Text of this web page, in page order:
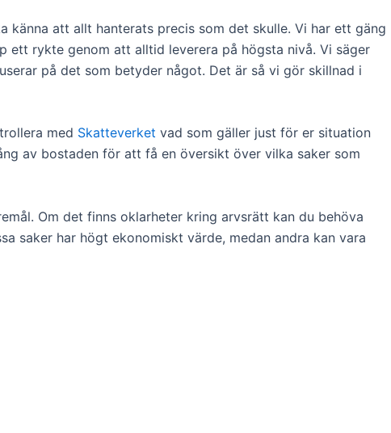
känna att allt hanterats precis som det skulle. Vi har ett gäng
rykte genom att alltid leverera på högsta nivå. Vi säger
på det som betyder något. Det är så vi gör skillnad i
med Skatteverket vad som gäller just för er situation
av bostaden för att få en översikt över vilka saker som
Om det finns oklarheter kring arvsrätt kan du behöva
saker har högt ekonomiskt värde, medan andra kan vara